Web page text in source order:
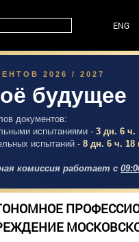
ENG
2026 / 2027
будущее
документов:
испытаниями - 3 дн. 6 ч.
испытаний - 8 дн. 6 ч. 18
комиссия работает с